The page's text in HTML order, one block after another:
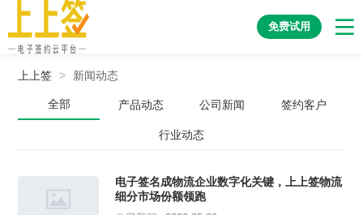
免费试用
上上签 > 新闻动态
全部 产品动态 公司新闻 签约客户
行业动态
电子签名成物流企业数字化关键，上上签物流
细分市场份额领跑